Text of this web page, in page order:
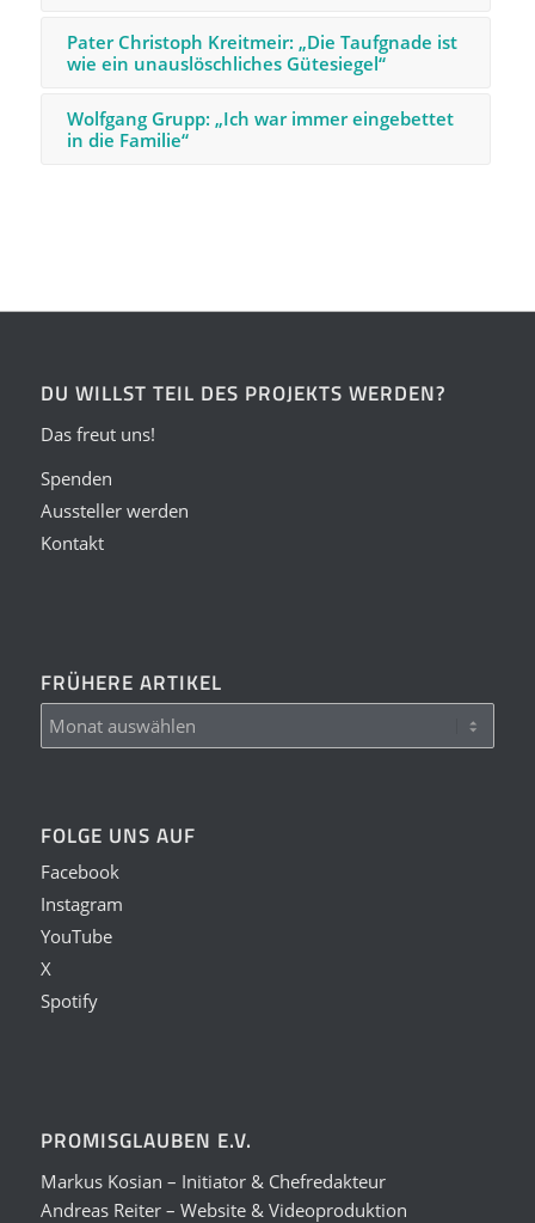
Pater Christoph Kreitmeir: „Die Taufgnade ist
wie ein unauslöschliches Gütesiegel“
Wolfgang Grupp: „Ich war immer eingebettet
in die Familie“
DU WILLST TEIL DES PROJEKTS WERDEN?
Das freut uns!
Spenden
Aussteller werden
Kontakt
FRÜHERE ARTIKEL
FOLGE UNS AUF
Facebook
Instagram
YouTube
X
Spotify
PROMISGLAUBEN E.V.
Markus Kosian – Initiator & Chefredakteur
Andreas Reiter – Website & Videoproduktion